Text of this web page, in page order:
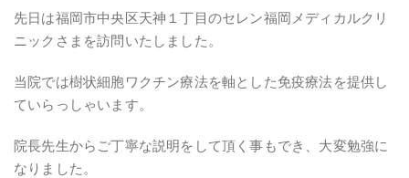
先日は福岡市中央区天神１丁目のセレン福岡メディカルクリ
ニックさまを訪問いたしました。
当院では樹状細胞ワクチン療法を軸とした免疫療法を提供し
ていらっしゃいます。
院長先生からご丁寧な説明をして頂く事もでき、大変勉強に
なりました。